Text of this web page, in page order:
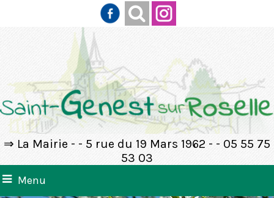
⇒ La Mairie - - 5 rue du 19 Mars 1962 - - 05 55 75
53 03
Menu